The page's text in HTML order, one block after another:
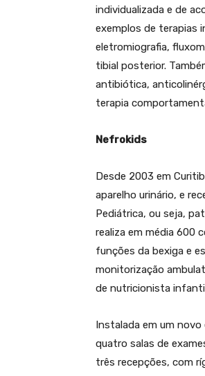
individualizada e de
exemplos de terapias
eletromiografia,
tibial posterior.
antibiótica,
terapia
Nefrokids
Desde 2003 em
aparelho urinário, e
Pediátrica, ou seja,
realiza em média 600
funções da bexiga e
monitorização
de nutricionista
Instalada em um novo
quatro salas de
três recepções, com